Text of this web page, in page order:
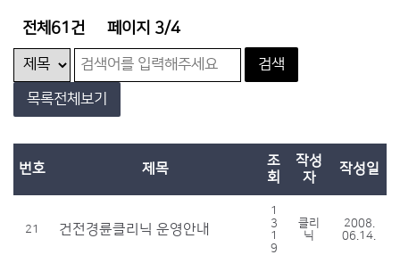
전체61건 페이지 3/4
검색
목록전체보기
번호 제목
조
회
작성
자
작성일
21 건전경륜클리닉 운영안내
1
3
1
9
클리
닉
2008.
06.14.